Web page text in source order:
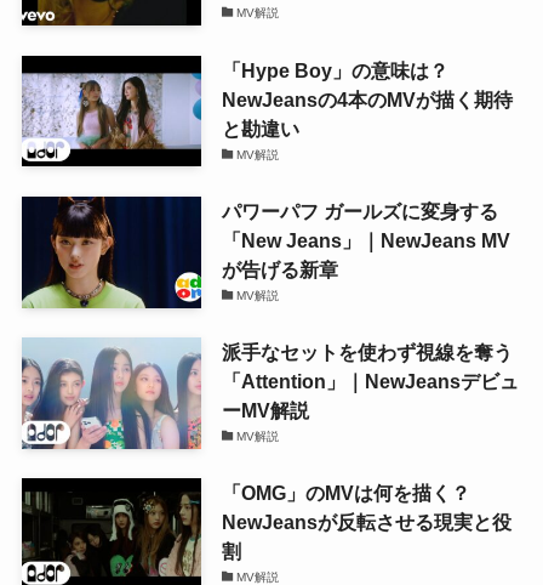
MV解説
「Hype Boy」の意味は？
NewJeansの4本のMVが描く期待
と勘違い
MV解説
パワーパフ ガールズに変身する
「New Jeans」｜NewJeans MV
が告げる新章
MV解説
派手なセットを使わず視線を奪う
「Attention」｜NewJeansデビュ
ーMV解説
MV解説
「OMG」のMVは何を描く？
NewJeansが反転させる現実と役
割
MV解説